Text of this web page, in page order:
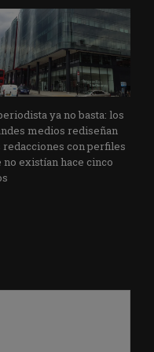
ya no basta: los
medios rediseñan
redacciones con perfiles
no existían hace cinco